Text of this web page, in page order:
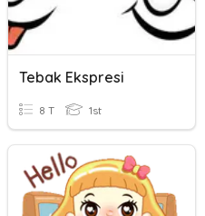
Tebak Ekspresi
8 T 1st